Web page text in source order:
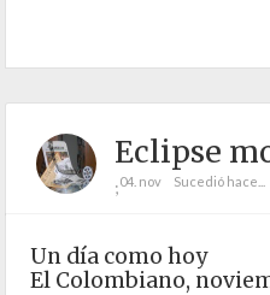
Eclipse
;04. nov Sucedió hace...
Un día como hoy
El Colombiano,